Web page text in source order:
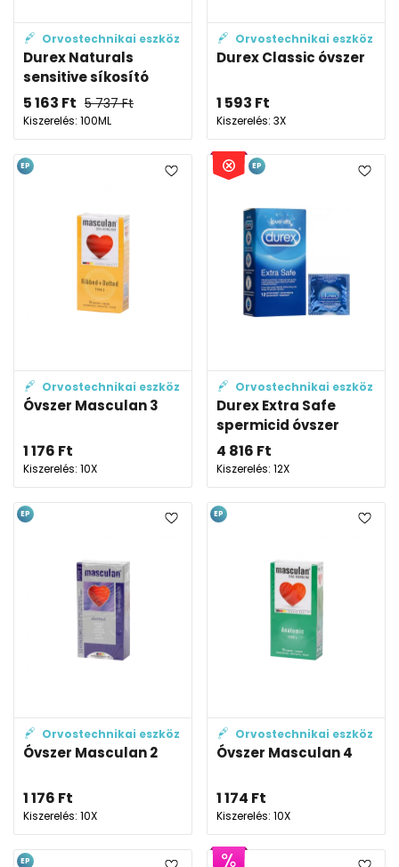
Orvostechnikai eszköz
Durex Naturals
sensitive síkosító
5 163 Ft 5 737Ft
Kiszerelés: 100ML
Orvostechnikai eszköz
Durex Classic óvszer
1 593 Ft
Kiszerelés: 3X
Orvostechnikai eszköz
Óvszer Masculan 3
1 176 Ft
Kiszerelés: 10X
EP
Orvostechnikai eszköz
Durex Extra Safe
spermicid óvszer
4 816 Ft
Kiszerelés: 12X
EP
Orvostechnikai eszköz
Óvszer Masculan 2
1 176 Ft
Kiszerelés: 10X
EP
Orvostechnikai eszköz
Óvszer Masculan 4
1 174 Ft
Kiszerelés: 10X
EP
EP